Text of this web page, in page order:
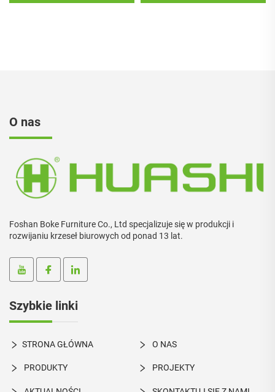
O nas
Foshan Boke Furniture Co., Ltd specjalizuje się w produkcji i
rozwijaniu krzeseł biurowych od ponad 13 lat.
Szybkie linki
STRONA GŁÓWNA O NAS
PRODUKTY PROJEKTY